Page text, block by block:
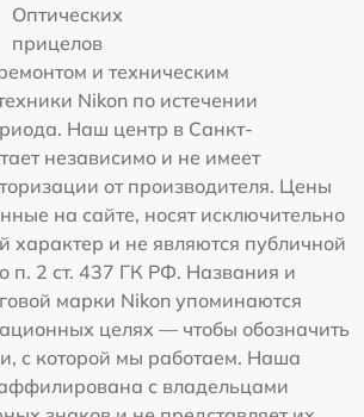
Оптических
прицелов
и техническим
Nikon по истечении
Наш центр в Санкт-
независимо и не имеет
от производителя. Цены
на сайте, носят исключительно
характер и не являются публичной
п. 2 ст. 437 ГК РФ. Названия и
марки Nikon упоминаются
целях — чтобы обозначить
с которой мы работаем. Наша
с владельцами